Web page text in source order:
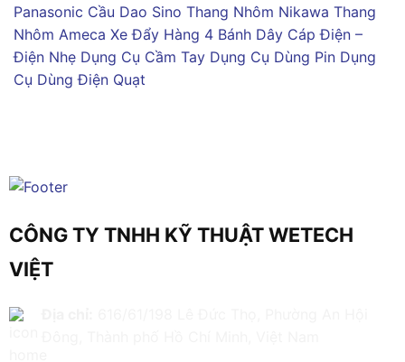
Panasonic Cầu Dao Sino Thang Nhôm Nikawa Thang
Nhôm Ameca Xe Đẩy Hàng 4 Bánh Dây Cáp Điện –
Điện Nhẹ Dụng Cụ Cầm Tay Dụng Cụ Dùng Pin Dụng
Cụ Dùng Điện Quạt
CÔNG TY TNHH KỸ THUẬT WETECH
VIỆT